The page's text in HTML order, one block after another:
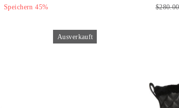
Speichern 45% $280.00
Ausverkauft